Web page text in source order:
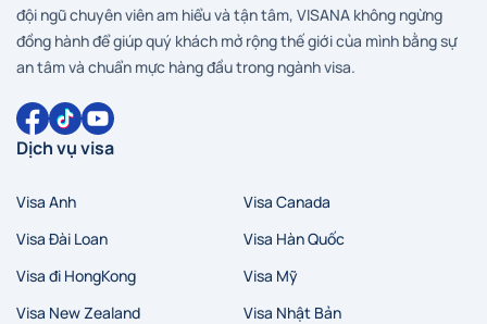
đội ngũ chuyên viên am hiểu và tận tâm, VISANA không ngừng
đồng hành để giúp quý khách mở rộng thế giới của mình bằng sự
an tâm và chuẩn mực hàng đầu trong ngành visa.
Dịch vụ visa
Visa Anh
Visa Canada
Visa Đài Loan
Visa Hàn Quốc
Visa đi HongKong
Visa Mỹ
Visa New Zealand
Visa Nhật Bản